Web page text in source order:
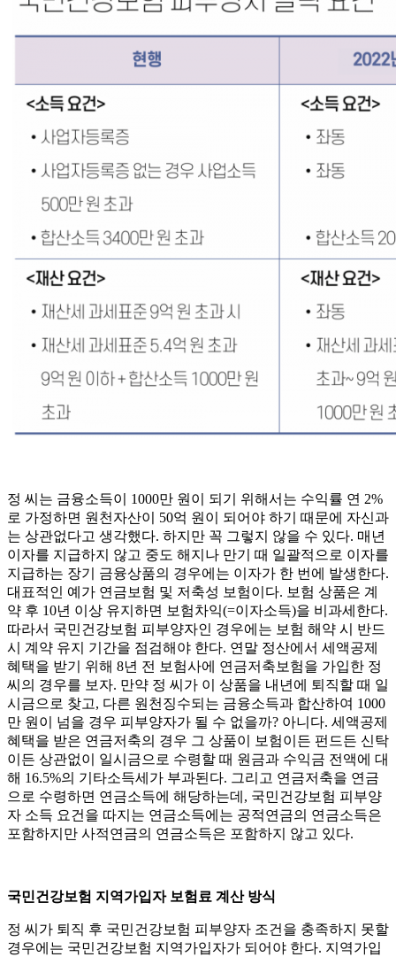
정 씨는 금융소득이 1000만 원이 되기 위해서는 수익률 연 2%
로 가정하면 원천자산이 50억 원이 되어야 하기 때문에 자신과
는 상관없다고 생각했다. 하지만 꼭 그렇지 않을 수 있다. 매년
이자를 지급하지 않고 중도 해지나 만기 때 일괄적으로 이자를
지급하는 장기 금융상품의 경우에는 이자가 한 번에 발생한다.
대표적인 예가 연금보험 및 저축성 보험이다. 보험 상품은 계
약 후 10년 이상 유지하면 보험차익(=이자소득)을 비과세한다.
따라서 국민건강보험 피부양자인 경우에는 보험 해약 시 반드
시 계약 유지 기간을 점검해야 한다. 연말 정산에서 세액공제
혜택을 받기 위해 8년 전 보험사에 연금저축보험을 가입한 정
씨의 경우를 보자. 만약 정 씨가 이 상품을 내년에 퇴직할 때 일
시금으로 찾고, 다른 원천징수되는 금융소득과 합산하여 1000
만 원이 넘을 경우 피부양자가 될 수 없을까? 아니다. 세액공제
혜택을 받은 연금저축의 경우 그 상품이 보험이든 펀드든 신탁
이든 상관없이 일시금으로 수령할 때 원금과 수익금 전액에 대
해 16.5%의 기타소득세가 부과된다. 그리고 연금저축을 연금
으로 수령하면 연금소득에 해당하는데, 국민건강보험 피부양
자 소득 요건을 따지는 연금소득에는 공적연금의 연금소득은
포함하지만 사적연금의 연금소득은 포함하지 않고 있다.
국민건강보험 지역가입자 보험료 계산 방식
정 씨가 퇴직 후 국민건강보험 피부양자 조건을 충족하지 못할
경우에는 국민건강보험 지역가입자가 되어야 한다. 지역가입